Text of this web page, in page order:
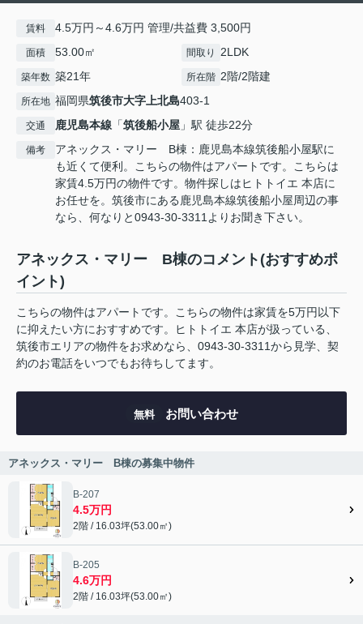
賃料 4.5万円～4.6万円 管理/共益費 3,500円
面積 53.00㎡ 間取り 2LDK
築年数 築21年 所在階 2階/2階建
所在地 福岡県筑後市大字上北島403-1
交通 鹿児島本線 「筑後船小屋 」駅 徒歩22分
備考
アネックス・マリー B棟：鹿児島本線筑後船小屋駅に
も近くて便利。こちらの物件はアパートです。こちらは
家賃4.5万円の物件です。物件探しはヒトトイエ 本店に
お任せを。筑後市にある鹿児島本線筑後船小屋周辺の事
なら、何なりと0943-30-3311よりお聞き下さい。
アネックス・マリー B棟のコメント(おすすめポ
イント)
こちらの物件はアパートです。こちらの物件は家賃を5万円以下
に抑えたい方におすすめです。ヒトトイエ 本店が扱っている、
筑後市エリアの物件をお求めなら、0943-30-3311から見学、契
約のお電話をいつでもお待ちしてます。
無料 お問い合わせ
アネックス・マリー B棟の募集中物件
B-207
4.5万円
2階 / 16.03坪(53.00㎡)
B-205
4.6万円
2階 / 16.03坪(53.00㎡)